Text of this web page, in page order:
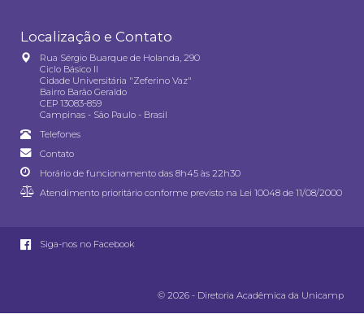
Localização e Contato
Rua Sérgio Buarque de Holanda, 290
Ciclo Básico II
Cidade Universitária "Zeferino Vaz"
Bairro Barão Geraldo
CEP 13083-859
Campinas - São Paulo - Brasil
Telefones
Contato
Horário de funcionamento das 8h45 às 22h30
Atendimento prioritário conforme previsto na Lei 10048 de 11/08/2000
Siga-nos no Facebook
© 2026 - Diretoria Acadêmica da Unicamp